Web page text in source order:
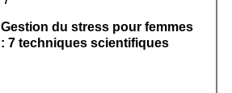
Gestion du stress pour femmes
: 7 techniques scientifiques